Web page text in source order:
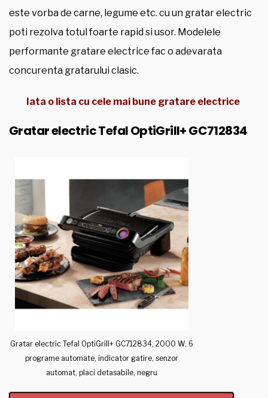
este vorba de carne, legume etc. cu un gratar electric
poti rezolva totul foarte rapid si usor. Modelele
performante gratare electrice fac o adevarata
concurenta gratarului clasic.
Iata o lista cu cele mai bune gratare electrice
Gratar electric Tefal OptiGrill+ GC712834
Gratar electric Tefal OptiGrill+ GC712834, 2000 W, 6
programe automate, indicator gatire, senzor
automat, placi detasabile, negru